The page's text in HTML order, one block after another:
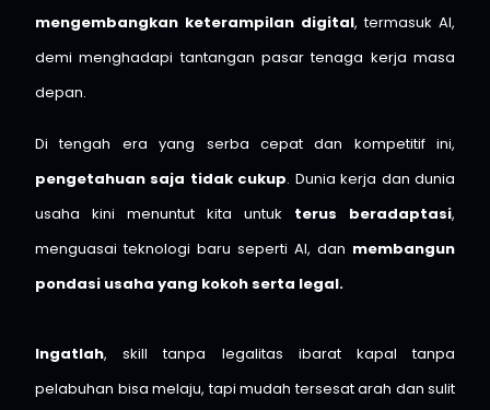
mengembangkan keterampilan digital, termasuk AI,
demi menghadapi tantangan pasar tenaga kerja masa
depan.
Di tengah era yang serba cepat dan kompetitif ini,
pengetahuan saja tidak cukup. Dunia kerja dan dunia
usaha kini menuntut kita untuk terus beradaptasi,
menguasai teknologi baru seperti AI, dan membangun
pondasi usaha yang kokoh serta legal.
Ingatlah, skill tanpa legalitas ibarat kapal tanpa
pelabuhan bisa melaju, tapi mudah tersesat arah dan sulit